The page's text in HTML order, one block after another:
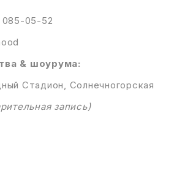
05-52
& шоурума:
Стадион, Солнечногорская
запись)